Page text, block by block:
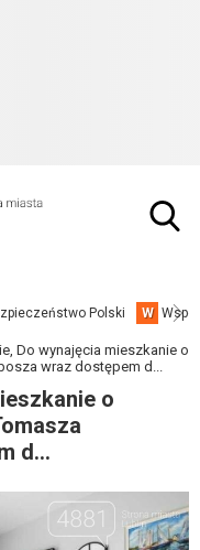
Polski W
Do wynajęcia mieszkanie o
wraz dostępem d...
o
d...